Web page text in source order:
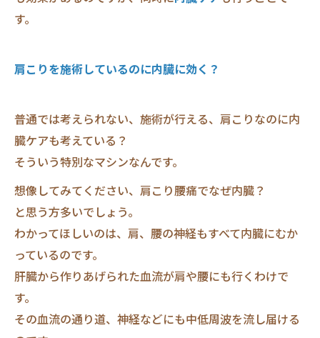
す。
肩こりを施術しているのに内臓に効く？
普通では考えられない、施術が行える、肩こりなのに内
臓ケアも考えている？
そういう特別なマシンなんです。
想像してみてください、肩こり腰痛でなぜ内臓？
と思う方多いでしょう。
わかってほしいのは、肩、腰の神経もすべて内臓にむか
っているのです。
肝臓から作りあげられた血流が肩や腰にも行くわけで
す。
その血流の通り道、神経などにも中低周波を流し届ける